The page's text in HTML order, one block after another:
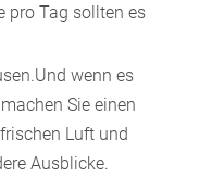
pro Tag sollten es
wenn es
Sie einen
Luft und
Ausblicke.